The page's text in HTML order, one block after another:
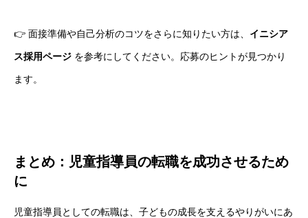
👉 面接準備や自己分析のコツをさらに知りたい方は、 イニシア
ス採用ページ を参考にしてください。応募のヒントが見つかり
ます。
まとめ：児童指導員の転職を成功させるため
に
児童指導員としての転職は、子どもの成長を支えるやりがいにあ